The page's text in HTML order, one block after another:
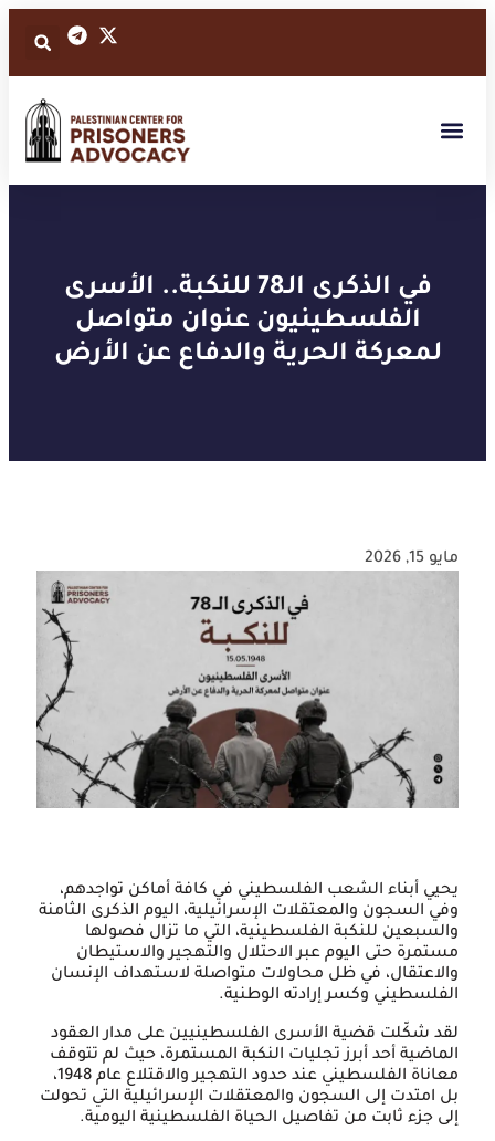
في الذكرى الـ78 للنكبة.. الأسرى
الفلسطينيون عنوان متواصل
لمعركة الحرية والدفاع عن الأرض
مايو 15, 2026
يحيي أبناء الشعب الفلسطيني في كافة أماكن تواجدهم،
وفي السجون والمعتقلات الإسرائيلية، اليوم الذكرى الثامنة
والسبعين للنكبة الفلسطينية، التي ما تزال فصولها
مستمرة حتى اليوم عبر الاحتلال والتهجير والاستيطان
والاعتقال، في ظل محاولات متواصلة لاستهداف الإنسان
الفلسطيني وكسر إرادته الوطنية.
لقد شكّلت قضية الأسرى الفلسطينيين على مدار العقود
الماضية أحد أبرز تجليات النكبة المستمرة، حيث لم تتوقف
معاناة الفلسطيني عند حدود التهجير والاقتلاع عام 1948،
بل امتدت إلى السجون والمعتقلات الإسرائيلية التي تحولت
إلى جزء ثابت من تفاصيل الحياة الفلسطينية اليومية.